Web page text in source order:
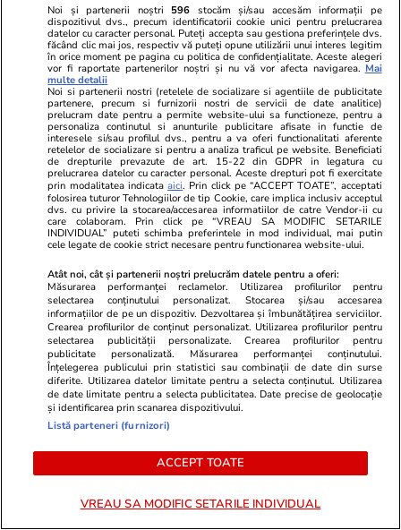
A doua palmă de la
Luxemburg. De ce ÎCCJ tot
pierde același proces
09:04
Incertitudinea și blocajul politic
prelungesc perioada de
îngrijorare a românilor
06:48
Bilanțul unui an de stabilitate
guvernamentală (în sărăcie)
Noi și partenerii noștri 596 stocăm și/sau accesăm informații pe
dispozitivul dvs., precum identificatorii cookie unici pentru prelucrarea
datelor cu caracter personal. Puteți accepta sau gestiona preferințele dvs.
făcând clic mai jos, respectiv vă puteți opune utilizării unui interes legitim
în orice moment pe pagina cu politica de confidențialitate. Aceste alegeri
vor fi raportate partenerilor noștri și nu vă vor afecta navigarea. Mai
multe detalii
Noi si partenerii nostri (retelele de socializare si agentiile de publicitate
partenere, precum si furnizorii nostri de servicii de date analitice)
prelucram date pentru a permite website-ului sa functioneze, pentru a
personaliza continutul si anunturile publicitare afisate in functie de
interesele si/sau profilul dvs., pentru a va oferi functionalitati aferente
retelelor de socializare si pentru a analiza traficul pe website. Beneficiati
de drepturile prevazute de art. 15-22 din GDPR in legatura cu
prelucrarea datelor cu caracter personal. Aceste drepturi pot fi exercitate
prin modalitatea indicataaici. Prin click pe “ACCEPT TOATE”, acceptati
folosirea tuturor Tehnologiilor de tip Cookie, care implica inclusiv acceptul
dvs. cu privire la stocarea/accesarea informatiilor de catre Vendor-ii cu
care colaboram. Prin click pe “VREAU SA MODIFIC SETARILE
INDIVIDUAL” puteti schimba preferintele in mod individual, mai putin
cele legate de cookie strict necesare pentru functionarea website-ului.
Atât noi, cât și partenerii noștri prelucrăm datele pentru a oferi:
Măsurarea performanței reclamelor. Utilizarea profilurilor pentru
selectarea conținutului personalizat. Stocarea și/sau accesarea
informațiilor de pe un dispozitiv. Dezvoltarea și îmbunătățirea serviciilor.
Crearea profilurilor de conținut personalizat. Utilizarea profilurilor pentru
selectarea publicității personalizate. Crearea profilurilor pentru
publicitate personalizată. Măsurarea performanței conținutului.
Înțelegerea publicului prin statistici sau combinații de date din surse
diferite. Utilizarea datelor limitate pentru a selecta conținutul. Utilizarea
de date limitate pentru a selecta publicitatea. Date precise de geolocație
și identificarea prin scanarea dispozitivului.
Listă parteneri (furnizori)
ACCEPT TOATE
VREAU SA MODIFIC SETARILE INDIVIDUAL